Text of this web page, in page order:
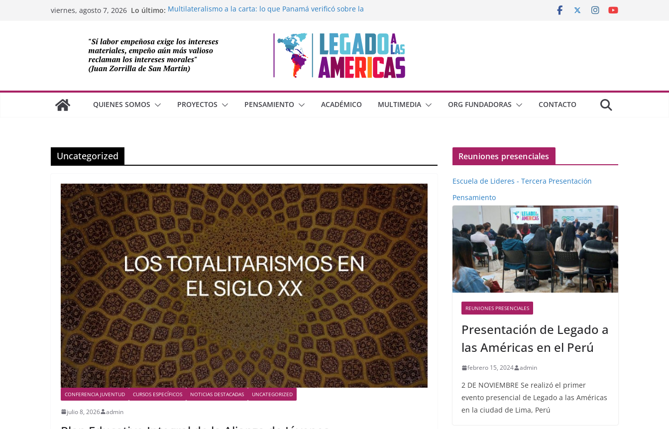
viernes, agosto 7, 2026 Lo último: Multilateralismo a la carta: lo que Panamá verificó sobre la
Cuba
Los avances de México frente al crimen organizado y la
cooperación soberana con Estados Unidos
Adam Smith y la moral cristiana
¿Dos economías o dos dimensiones humanas?
QUIENES SOMOS PROYECTOS PENSAMIENTO ACADÉMICO MULTIMEDIA ORG FUNDADORAS CONTACTO
Uncategorized
CONFERENCIA JUVENTUD CURSOS ESPECÍFICOS NOTICIAS DESTACADAS UNCATEGORIZED
julio 8, 2026 admin
Reuniones presenciales
Escuela de Lideres - Tercera Presentación
Pensamiento
REUNIONES PRESENCIALES
Presentación de Legado a
las Américas en el Perú
febrero 15, 2024 admin
2 DE NOVIEMBRE Se realizó el primer
evento presencial de Legado a las Américas
en la ciudad de Lima, Perú